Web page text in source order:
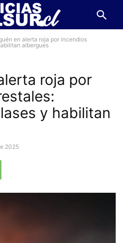
en alerta roja por incendios
albergues
roja por
y habilitan
2025